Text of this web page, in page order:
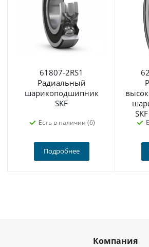
61807-2RS1
Радиальный
шарикоподшипник
SKF
Есть в наличии (6)
Подробнее
Компания